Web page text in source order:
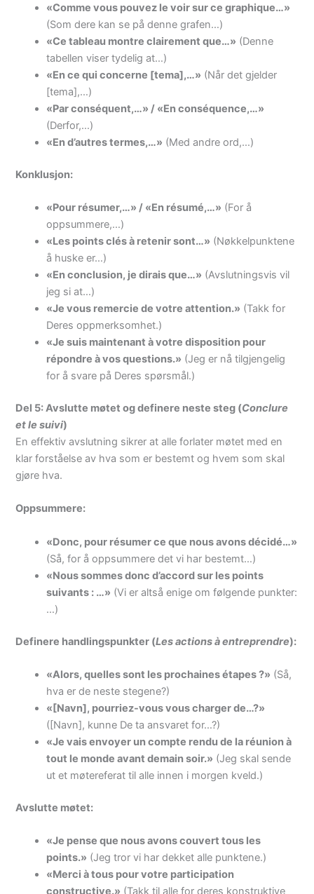
«Comme vous pouvez le voir sur ce graphique…»
(Som dere kan se på denne grafen…)
«Ce tableau montre clairement que…» (Denne
tabellen viser tydelig at…)
«En ce qui concerne [tema],…» (Når det gjelder
[tema],…)
«Par conséquent,…» / «En conséquence,…»
(Derfor,…)
«En d’autres termes,…» (Med andre ord,…)
Konklusjon:
«Pour résumer,…» / «En résumé,…» (For å
oppsummere,…)
«Les points clés à retenir sont…» (Nøkkelpunktene
å huske er…)
«En conclusion, je dirais que…» (Avslutningsvis vil
jeg si at…)
«Je vous remercie de votre attention.» (Takk for
Deres oppmerksomhet.)
«Je suis maintenant à votre disposition pour
répondre à vos questions.» (Jeg er nå tilgjengelig
for å svare på Deres spørsmål.)
Del 5: Avslutte møtet og definere neste steg (Conclure
et le suivi)
En effektiv avslutning sikrer at alle forlater møtet med en
klar forståelse av hva som er bestemt og hvem som skal
gjøre hva.
Oppsummere:
«Donc, pour résumer ce que nous avons décidé…»
(Så, for å oppsummere det vi har bestemt…)
«Nous sommes donc d’accord sur les points
suivants : …» (Vi er altså enige om følgende punkter:
…)
Definere handlingspunkter (Les actions à entreprendre):
«Alors, quelles sont les prochaines étapes ?» (Så,
hva er de neste stegene?)
«[Navn], pourriez-vous vous charger de…?»
([Navn], kunne De ta ansvaret for…?)
«Je vais envoyer un compte rendu de la réunion à
tout le monde avant demain soir.» (Jeg skal sende
ut et møtereferat til alle innen i morgen kveld.)
Avslutte møtet:
«Je pense que nous avons couvert tous les
points.» (Jeg tror vi har dekket alle punktene.)
«Merci à tous pour votre participation
constructive.» (Takk til alle for deres konstruktive